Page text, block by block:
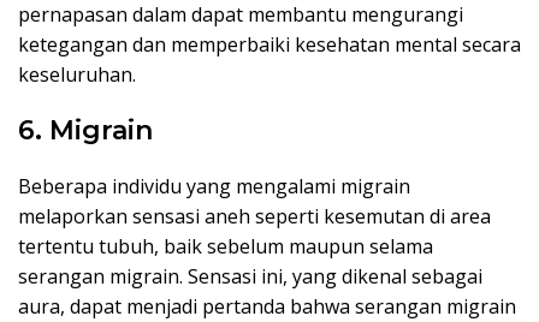
pernapasan dalam dapat membantu mengurangi
ketegangan dan memperbaiki kesehatan mental secara
keseluruhan.
6. Migrain
Beberapa individu yang mengalami migrain
melaporkan sensasi aneh seperti kesemutan di area
tertentu tubuh, baik sebelum maupun selama
serangan migrain. Sensasi ini, yang dikenal sebagai
aura, dapat menjadi pertanda bahwa serangan migrain